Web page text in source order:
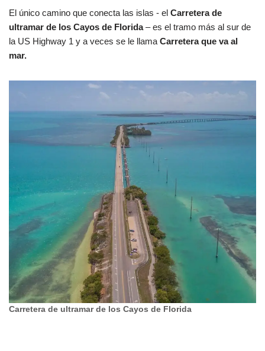
El único camino que conecta las islas - el Carretera de
ultramar de los Cayos de Florida– es el tramo más al sur de
la US Highway 1 y a veces se le llama Carretera que va al
mar.
Carretera de ultramar de los Cayos de Florida